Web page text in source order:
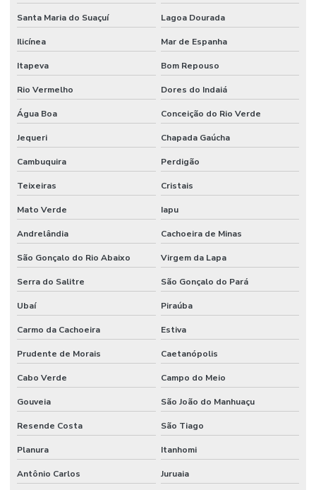
Santa Maria do Suaçuí Lagoa Dourada
Ilicínea Mar de Espanha
Itapeva Bom Repouso
Rio Vermelho Dores do Indaiá
Água Boa Conceição do Rio Verde
Jequeri Chapada Gaúcha
Cambuquira Perdigão
Teixeiras Cristais
Mato Verde Iapu
Andrelândia Cachoeira de Minas
São Gonçalo do Rio Abaixo Virgem da Lapa
Serra do Salitre São Gonçalo do Pará
Ubaí Piraúba
Carmo da Cachoeira Estiva
Prudente de Morais Caetanópolis
Cabo Verde Campo do Meio
Gouveia São João do Manhuaçu
Resende Costa São Tiago
Planura Itanhomi
Antônio Carlos Juruaia